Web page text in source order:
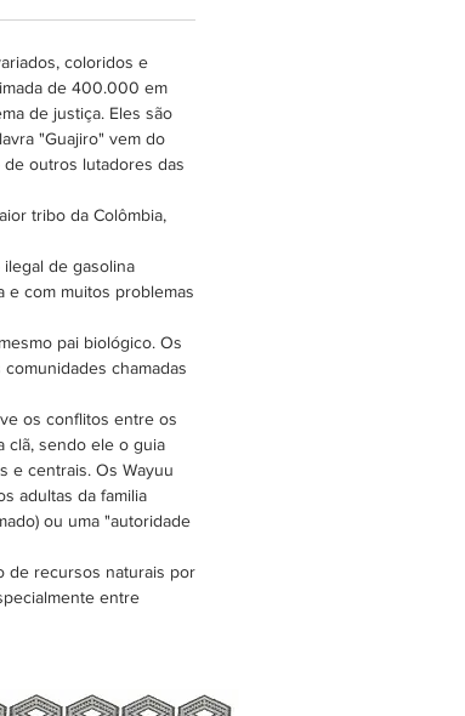
coloridos e
de 400.000 em
de justiça. Eles são
"Guajiro" vem do
de outros lutadores das
tribo da Colômbia,
de gasolina
e com muitos problemas
pai biológico. Os
chamadas
os conflitos entre os
clã, sendo ele o guia
e centrais. Os Wayuu
adultas da familia
ou uma "autoridade
de recursos naturais por
entre